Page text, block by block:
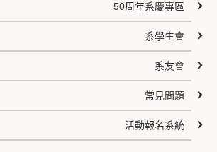
50周年系慶專區
系學生會
系友會
常見問題
活動報名系統